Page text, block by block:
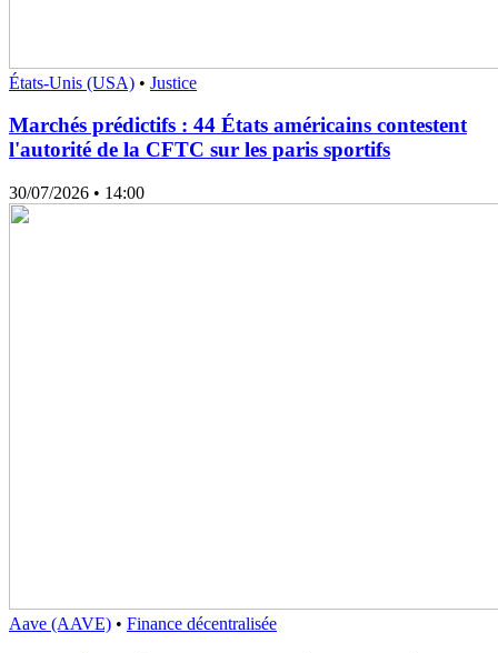
États-Unis (USA) • Justice
Marchés prédictifs : 44 États américains contestent
l'autorité de la CFTC sur les paris sportifs
30/07/2026 • 14:00
Aave (AAVE) • Finance décentralisée